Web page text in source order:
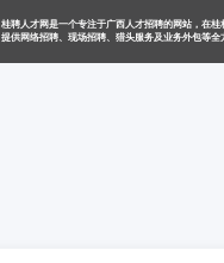
桂聘人才网是一个专注于广西人才招聘的网站，在
提供网络招聘、现场招聘、猎头服务及业务外包等全